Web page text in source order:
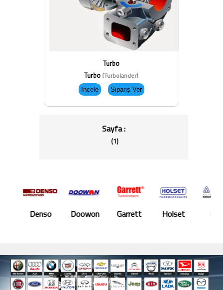
Turbo
Turbo (Turbolander)
Sayfa :
(1)
Denso Doowon Garrett Holset